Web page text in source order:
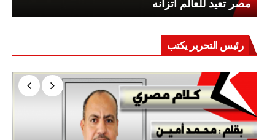
مصر تعيد للعالم اتزانه
رئيس التحرير يكتب